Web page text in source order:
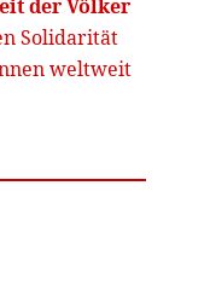
der Völker
Solidarität
weltweit